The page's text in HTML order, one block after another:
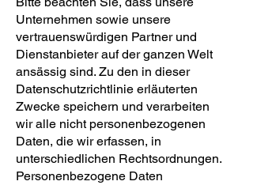
Unternehmen sowie unsere
vertrauenswürdigen Partner und
Dienstanbieter auf der ganzen Welt
ansässig sind. Zu den in dieser
Datenschutzrichtlinie erläuterten
Zwecke speichern und verarbeiten
wir alle nicht personenbezogenen
Daten, die wir erfassen, in
unterschiedlichen Rechtsordnungen.
Personenbezogene Daten